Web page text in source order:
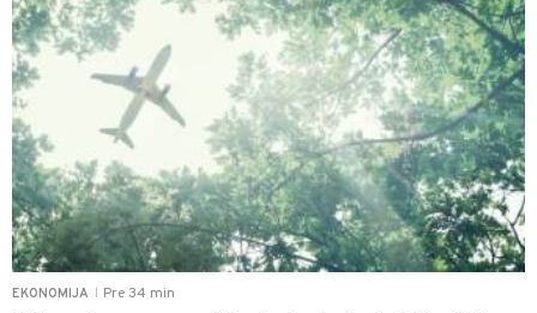
EKONOMIJA Pre 34 min